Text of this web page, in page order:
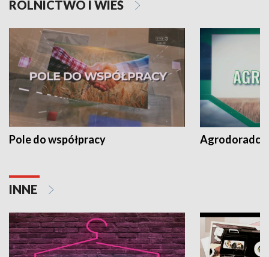
ROLNICTWO I WIEŚ
Pole do współpracy Agrodoradcy
INNE